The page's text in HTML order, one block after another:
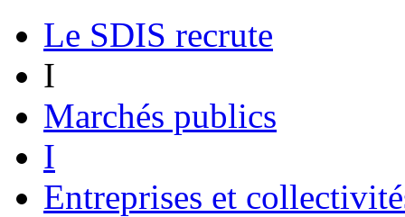
Le SDIS recrute
I
Marchés publics
I
Entreprises et